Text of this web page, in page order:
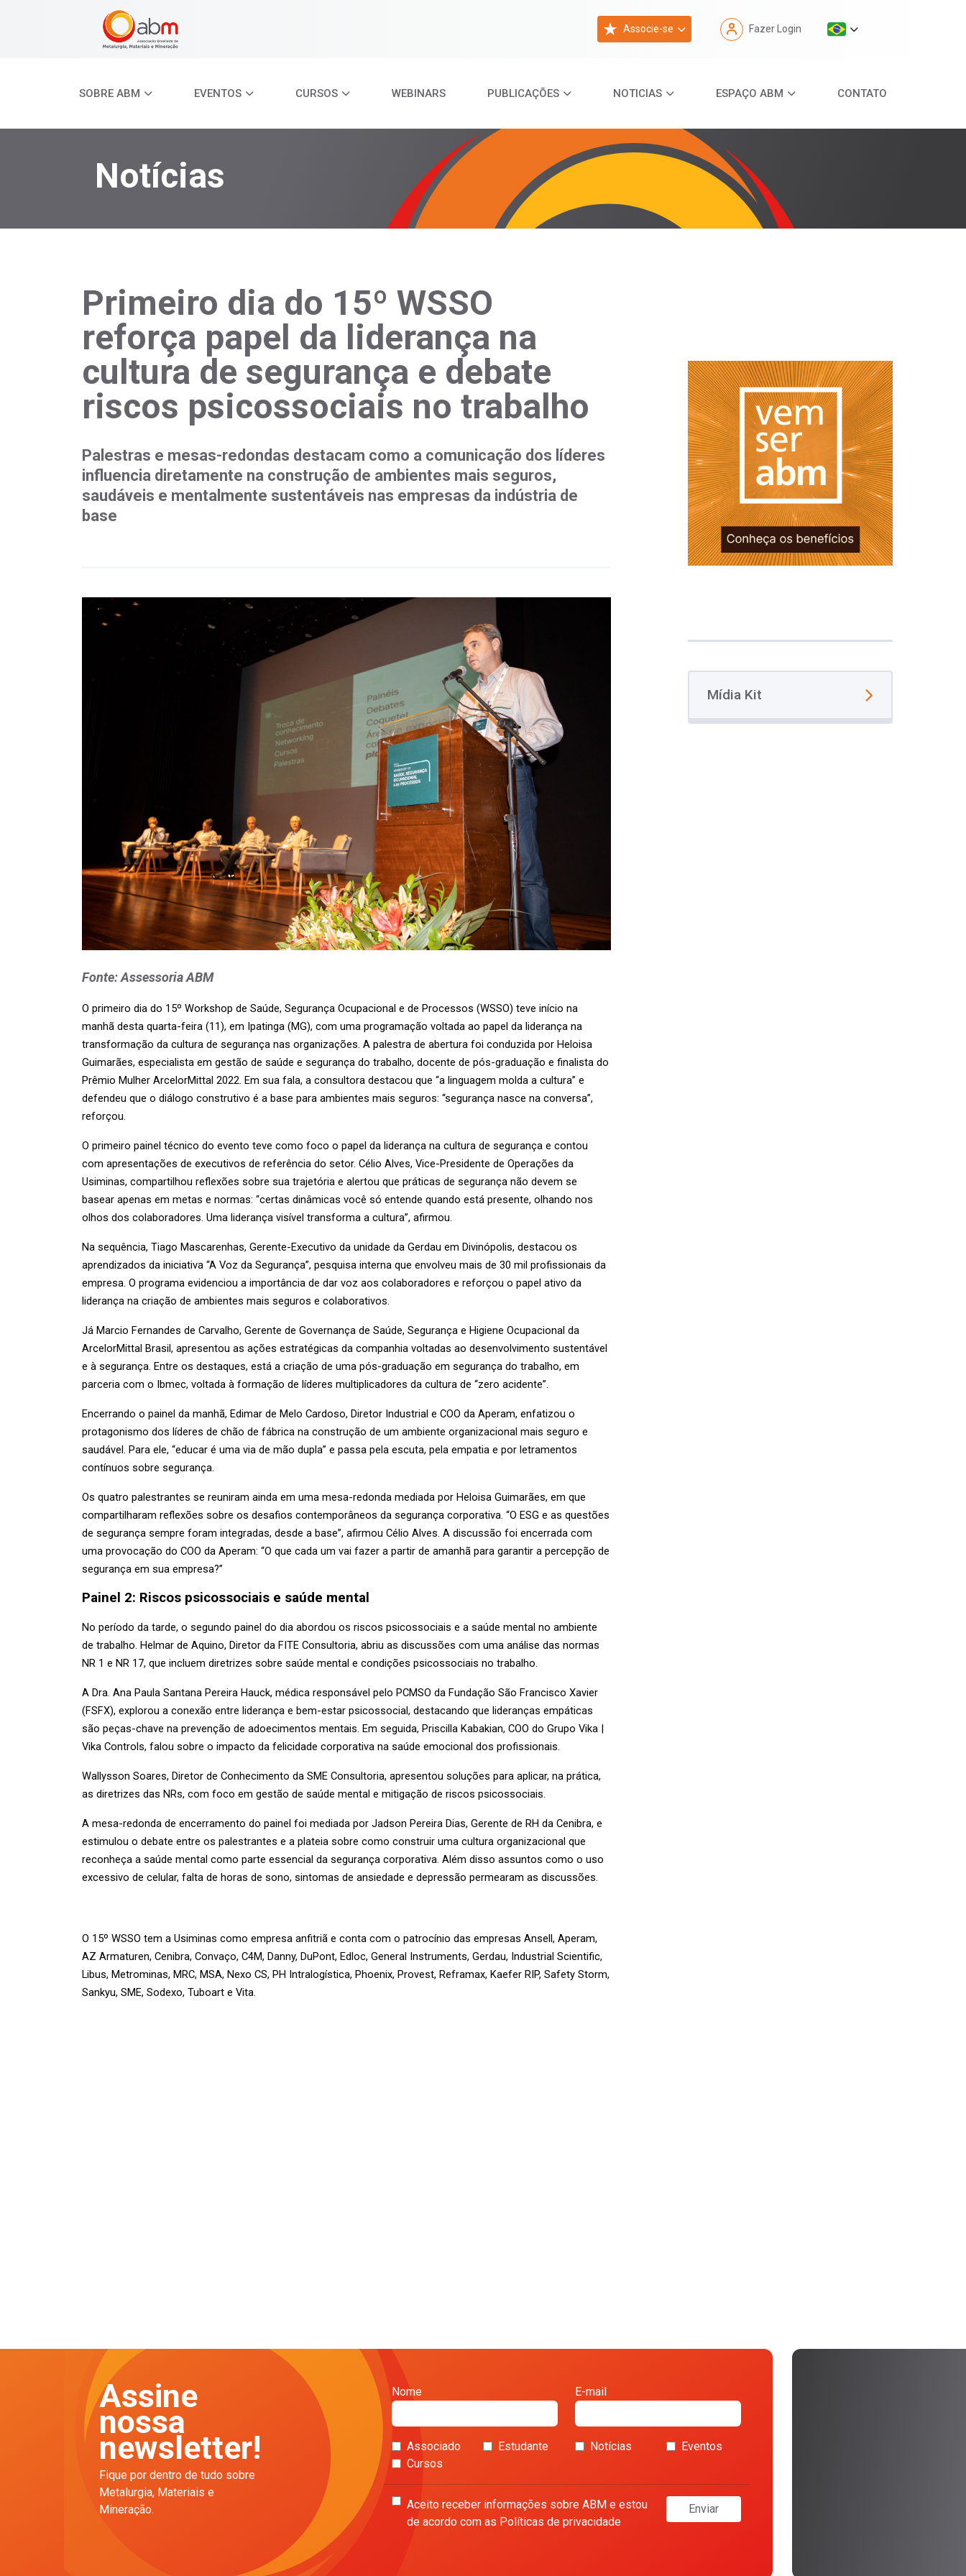
Associe-se Fazer Login
SOBRE ABM EVENTOS CURSOS WEBINARS PUBLICAÇÕES NOTICIAS ESPAÇO ABM CONTATO
Notícias
Primeiro dia do 15º WSSO
reforça papel da liderança na
cultura de segurança e debate
riscos psicossociais no trabalho
Palestras e mesas-redondas destacam como a comunicação dos líderes
influencia diretamente na construção de ambientes mais seguros,
saudáveis e mentalmente sustentáveis nas empresas da indústria de
base
Fonte: Assessoria ABM
O primeiro dia do 15º Workshop de Saúde, Segurança Ocupacional e de Processos (WSSO) teve início na
manhã desta quarta-feira (11), em Ipatinga (MG), com uma programação voltada ao papel da liderança na
transformação da cultura de segurança nas organizações. A palestra de abertura foi conduzida por Heloisa
Guimarães, especialista em gestão de saúde e segurança do trabalho, docente de pós-graduação e finalista do
Prêmio Mulher ArcelorMittal 2022. Em sua fala, a consultora destacou que “a linguagem molda a cultura” e
defendeu que o diálogo construtivo é a base para ambientes mais seguros: “segurança nasce na conversa”,
reforçou.
O primeiro painel técnico do evento teve como foco o papel da liderança na cultura de segurança e contou
com apresentações de executivos de referência do setor. Célio Alves, Vice-Presidente de Operações da
Usiminas, compartilhou reflexões sobre sua trajetória e alertou que práticas de segurança não devem se
basear apenas em metas e normas: “certas dinâmicas você só entende quando está presente, olhando nos
olhos dos colaboradores. Uma liderança visível transforma a cultura”, afirmou.
Na sequência, Tiago Mascarenhas, Gerente-Executivo da unidade da Gerdau em Divinópolis, destacou os
aprendizados da iniciativa “A Voz da Segurança”, pesquisa interna que envolveu mais de 30 mil profissionais da
empresa. O programa evidenciou a importância de dar voz aos colaboradores e reforçou o papel ativo da
liderança na criação de ambientes mais seguros e colaborativos.
Já Marcio Fernandes de Carvalho, Gerente de Governança de Saúde, Segurança e Higiene Ocupacional da
ArcelorMittal Brasil, apresentou as ações estratégicas da companhia voltadas ao desenvolvimento sustentável
e à segurança. Entre os destaques, está a criação de uma pós-graduação em segurança do trabalho, em
parceria com o Ibmec, voltada à formação de líderes multiplicadores da cultura de “zero acidente”.
Encerrando o painel da manhã, Edimar de Melo Cardoso, Diretor Industrial e COO da Aperam, enfatizou o
protagonismo dos líderes de chão de fábrica na construção de um ambiente organizacional mais seguro e
saudável. Para ele, “educar é uma via de mão dupla” e passa pela escuta, pela empatia e por letramentos
contínuos sobre segurança.
Os quatro palestrantes se reuniram ainda em uma mesa-redonda mediada por Heloisa Guimarães, em que
compartilharam reflexões sobre os desafios contemporâneos da segurança corporativa. “O ESG e as questões
de segurança sempre foram integradas, desde a base”, afirmou Célio Alves. A discussão foi encerrada com
uma provocação do COO da Aperam: “O que cada um vai fazer a partir de amanhã para garantir a percepção de
segurança em sua empresa?”
Painel 2: Riscos psicossociais e saúde mental
No período da tarde, o segundo painel do dia abordou os riscos psicossociais e a saúde mental no ambiente
de trabalho. Helmar de Aquino, Diretor da FITE Consultoria, abriu as discussões com uma análise das normas
NR 1 e NR 17, que incluem diretrizes sobre saúde mental e condições psicossociais no trabalho.
A Dra. Ana Paula Santana Pereira Hauck, médica responsável pelo PCMSO da Fundação São Francisco Xavier
(FSFX), explorou a conexão entre liderança e bem-estar psicossocial, destacando que lideranças empáticas
são peças-chave na prevenção de adoecimentos mentais. Em seguida, Priscilla Kabakian, COO do Grupo Vika |
Vika Controls, falou sobre o impacto da felicidade corporativa na saúde emocional dos profissionais.
Wallysson Soares, Diretor de Conhecimento da SME Consultoria, apresentou soluções para aplicar, na prática,
as diretrizes das NRs, com foco em gestão de saúde mental e mitigação de riscos psicossociais.
A mesa-redonda de encerramento do painel foi mediada por Jadson Pereira Dias, Gerente de RH da Cenibra, e
estimulou o debate entre os palestrantes e a plateia sobre como construir uma cultura organizacional que
reconheça a saúde mental como parte essencial da segurança corporativa. Além disso assuntos como o uso
excessivo de celular, falta de horas de sono, sintomas de ansiedade e depressão permearam as discussões.
O 15º WSSO tem a Usiminas como empresa anfitriã e conta com o patrocínio das empresas Ansell, Aperam,
AZ Armaturen, Cenibra, Convaço, C4M, Danny, DuPont, Edloc, General Instruments, Gerdau, Industrial Scientific,
Libus, Metrominas, MRC, MSA, Nexo CS, PH Intralogística, Phoenix, Provest, Reframax, Kaefer RIP, Safety Storm,
Sankyu, SME, Sodexo, Tuboart e Vita.
Mídia Kit
Assine
nossa
newsletter!
Fique por dentro de tudo sobre
Metalurgia, Materiais e
Mineração.
Nome E-mail
Associado Estudante Notícias
Eventos
Cursos
Aceito receber informações sobre ABM e estou
de acordo com as Políticas de privacidade
Enviar